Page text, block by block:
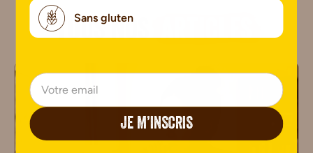
Tous nosarticles
Sans gluten
JE M’INSCRIS